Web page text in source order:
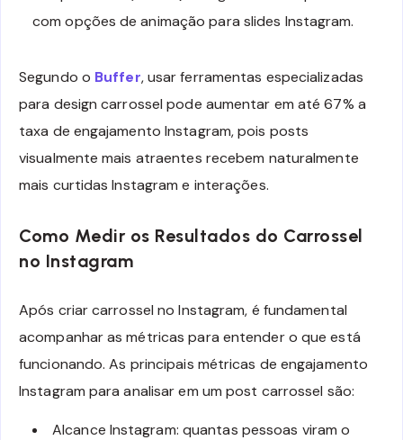
com opções de animação para slides Instagram.
Segundo o Buffer, usar ferramentas especializadas
para design carrossel pode aumentar em até 67% a
taxa de engajamento Instagram, pois posts
visualmente mais atraentes recebem naturalmente
mais curtidas Instagram e interações.
Como Medir os Resultados do Carrossel
no Instagram
Após criar carrossel no Instagram, é fundamental
acompanhar as métricas para entender o que está
funcionando. As principais métricas de engajamento
Instagram para analisar em um post carrossel são:
Alcance Instagram: quantas pessoas viram o